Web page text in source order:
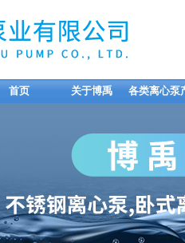
首页 关于博禹 各类离心泵